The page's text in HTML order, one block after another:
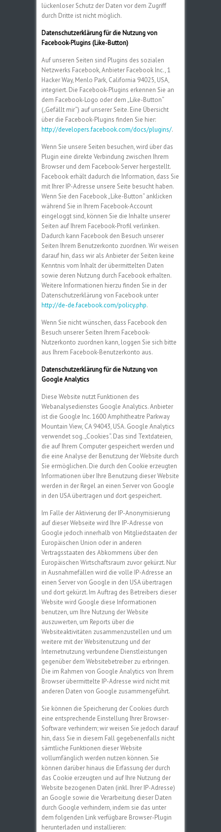
lückenloser Schutz der Daten vor dem Zugriff
durch Dritte ist nicht möglich.
Datenschutzerklärung für die Nutzung von
Facebook-Plugins (Like-Button)
Auf unseren Seiten sind Plugins des sozialen
Netzwerks Facebook, Anbieter Facebook Inc., 1
Hacker Way, Menlo Park, California 94025, USA,
integriert. Die Facebook-Plugins erkennen Sie an
dem Facebook-Logo oder dem „Like-Button“
(„Gefällt mir“) auf unserer Seite. Eine Übersicht
über die Facebook-Plugins finden Sie hier:
http://developers.facebook.com/docs/plugins/.
Wenn Sie unsere Seiten besuchen, wird über das
Plugin eine direkte Verbindung zwischen Ihrem
Browser und dem Facebook-Server hergestellt.
Facebook erhält dadurch die Information, dass Sie
mit Ihrer IP-Adresse unsere Seite besucht haben.
Wenn Sie den Facebook „Like-Button“ anklicken
während Sie in Ihrem Facebook-Account
eingeloggt sind, können Sie die Inhalte unserer
Seiten auf Ihrem Facebook-Profil verlinken.
Dadurch kann Facebook den Besuch unserer
Seiten Ihrem Benutzerkonto zuordnen. Wir weisen
darauf hin, dass wir als Anbieter der Seiten keine
Kenntnis vom Inhalt der übermittelten Daten
sowie deren Nutzung durch Facebook erhalten.
Weitere Informationen hierzu finden Sie in der
Datenschutzerklärung von Facebook unter
http://de-de.facebook.com/policy.php.
Wenn Sie nicht wünschen, dass Facebook den
Besuch unserer Seiten Ihrem Facebook-
Nutzerkonto zuordnen kann, loggen Sie sich bitte
aus Ihrem Facebook-Benutzerkonto aus.
Datenschutzerklärung für die Nutzung von
Google Analytics
Diese Website nutzt Funktionen des
Webanalysedienstes Google Analytics. Anbieter
ist die Google Inc. 1600 Amphitheatre Parkway
Mountain View, CA 94043, USA. Google Analytics
verwendet sog. „Cookies“. Das sind Textdateien,
die auf Ihrem Computer gespeichert werden und
die eine Analyse der Benutzung der Website durch
Sie ermöglichen. Die durch den Cookie erzeugten
Informationen über Ihre Benutzung dieser Website
werden in der Regel an einen Server von Google
in den USA übertragen und dort gespeichert.
Im Falle der Aktivierung der IP-Anonymisierung
auf dieser Webseite wird Ihre IP-Adresse von
Google jedoch innerhalb von Mitgliedstaaten der
Europäischen Union oder in anderen
Vertragsstaaten des Abkommens über den
Europäischen Wirtschaftsraum zuvor gekürzt. Nur
in Ausnahmefällen wird die volle IP-Adresse an
einen Server von Google in den USA übertragen
und dort gekürzt. Im Auftrag des Betreibers dieser
Website wird Google diese Informationen
benutzen, um Ihre Nutzung der Website
auszuwerten, um Reports über die
Websiteaktivitäten zusammenzustellen und um
weitere mit der Websitenutzung und der
Internetnutzung verbundene Dienstleistungen
gegenüber dem Websitebetreiber zu erbringen.
Die im Rahmen von Google Analytics von Ihrem
Browser übermittelte IP-Adresse wird nicht mit
anderen Daten von Google zusammengeführt.
Sie können die Speicherung der Cookies durch
eine entsprechende Einstellung Ihrer Browser-
Software verhindern; wir weisen Sie jedoch darauf
hin, dass Sie in diesem Fall gegebenenfalls nicht
sämtliche Funktionen dieser Website
vollumfänglich werden nutzen können. Sie
können darüber hinaus die Erfassung der durch
das Cookie erzeugten und auf Ihre Nutzung der
Website bezogenen Daten (inkl. Ihrer IP-Adresse)
an Google sowie die Verarbeitung dieser Daten
durch Google verhindern, indem sie das unter
dem folgenden Link verfügbare Browser-Plugin
herunterladen und installieren: